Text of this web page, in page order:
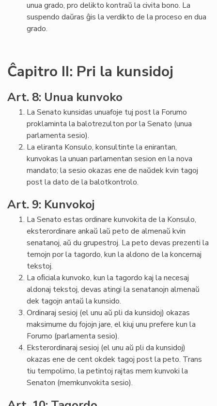
unua grado, pro delikto kontraŭ la civita bono. La
suspendo daŭras ĝis la verdikto de la proceso en dua
grado.
Ĉapitro II: Pri la kunsidoj
Art. 8: Unua kunvoko
La Senato kunsidas unuafoje tuj post la Forumo
proklaminta la balotrezulton por la Senato (unua
parlamenta sesio).
La eliranta Konsulo, konsultinte la enirantan,
kunvokas la unuan parlamentan sesion en la nova
mandato; la sesio okazas ene de naŭdek kvin tagoj
post la dato de la balotkontrolo.
Art. 9: Kunvokoj
La Senato estas ordinare kunvokita de la Konsulo,
eksterordinare ankaŭ laŭ peto de almenaŭ kvin
senatanoj, aŭ du grupestroj. La peto devas prezenti la
temojn por la tagordo, kun la aldono de la koncernaj
tekstoj.
La oﬁciala kunvoko, kun la tagordo kaj la necesaj
aldonaj tekstoj, devas atingi la senatanojn almenaŭ
dek tagojn antaŭ la kunsido.
Ordinaraj sesioj (el unu aŭ pli da kunsidoj) okazas
maksimume du fojojn jare, el kiuj unu prefere kun la
Forumo (parlamenta sesio).
Eksterordinaraj sesioj (el unu aŭ pli da kunsidoj)
okazas ene de cent okdek tagoj post la peto. Trans
tiu tempolimo, la petintoj rajtas mem kunvoki la
Senaton (memkunvokita sesio).